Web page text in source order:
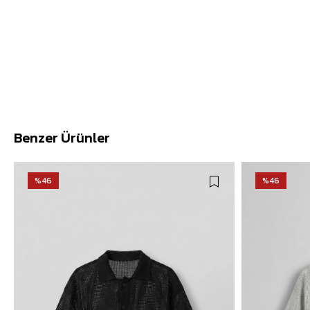
Benzer Ürünler
%46 %46